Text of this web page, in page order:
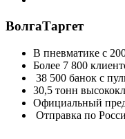
ВолгаТаргет
В пневматике с
Более 7 800
38 500 банок с
30,5 тонн
Официальный
Отправка по